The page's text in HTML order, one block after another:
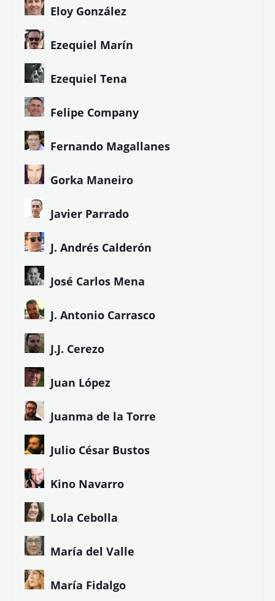
Eloy González
Ezequiel Marín
Ezequiel Tena
Felipe Company
Fernando Magallanes
Gorka Maneiro
Javier Parrado
J. Andrés Calderón
José Carlos Mena
J. Antonio Carrasco
J.J. Cerezo
Juan López
Juanma de la Torre
Julio César Bustos
Kino Navarro
Lola Cebolla
María del Valle
María Fidalgo